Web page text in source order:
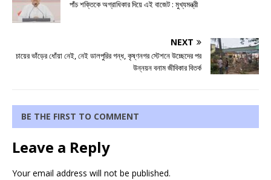
পাঁচ শক্তিকে অগ্রাধিকার দিয়ে এই বাজেট : মুখ্যমন্ত্রী
NEXT
চায়ের ভাঁড়ের ধোঁয়া নেই, নেই ডালপুরির গন্ধ, কৃষ্ণনগর স্টেশনে উচ্ছেদের পর
উন্নয়ন বনাম জীবিকার বিতর্ক
BE THE FIRST TO COMMENT
Leave a Reply
Your email address will not be published.